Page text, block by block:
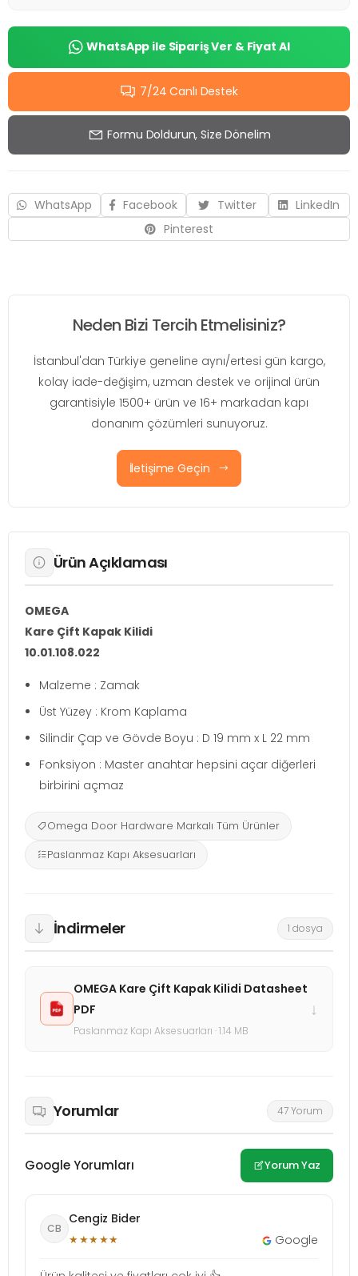
WhatsApp ile Sipariş Ver & Fiyat Al
7/24 Canlı Destek
Formu Doldurun, Size Dönelim
WhatsApp Facebook Twitter
LinkedIn
Pinterest
Neden Bizi Tercih Etmelisiniz?
İstanbul'dan Türkiye geneline aynı/ertesi gün kargo,
kolay iade-değişim, uzman destek ve orijinal ürün
garantisiyle 1500+ ürün ve 16+ markadan kapı
donanım çözümleri sunuyoruz.
İletişime Geçin
Ürün Açıklaması
OMEGA
Kare Çift Kapak Kilidi
10.01.108.022
Malzeme : Zamak
Üst Yüzey : Krom Kaplama
Silindir Çap ve Gövde Boyu : D 19 mm x L 22 mm
Fonksiyon : Master anahtar hepsini açar diğerleri
birbirini açmaz
Omega Door Hardware Markalı Tüm Ürünler
Paslanmaz Kapı Aksesuarları
İndirmeler 1 dosya
OMEGA Kare Çift Kapak Kilidi Datasheet
PDF
Paslanmaz Kapı Aksesuarları · 1.14 MB
↓
Yorumlar 47 Yorum
Google Yorumları Yorum Yaz
CB
Cengiz Bider
★★★★★ Google